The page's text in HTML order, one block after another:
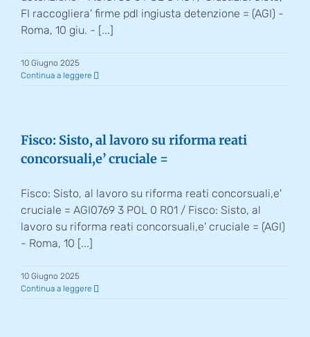
FI raccogliera' firme pdl ingiusta detenzione = (AGI) -
Roma, 10 giu. - [...]
10 Giugno 2025
Continua a leggere
Fisco: Sisto, al lavoro su riforma reati
concorsuali,e’ cruciale =
Fisco: Sisto, al lavoro su riforma reati concorsuali,e'
cruciale = AGI0769 3 POL 0 R01 / Fisco: Sisto, al
lavoro su riforma reati concorsuali,e' cruciale = (AGI)
- Roma, 10 [...]
10 Giugno 2025
Continua a leggere